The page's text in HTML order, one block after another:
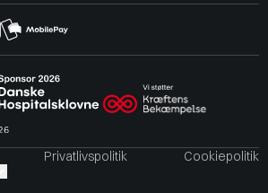
Privatlivspolitik
Cookiepolitik